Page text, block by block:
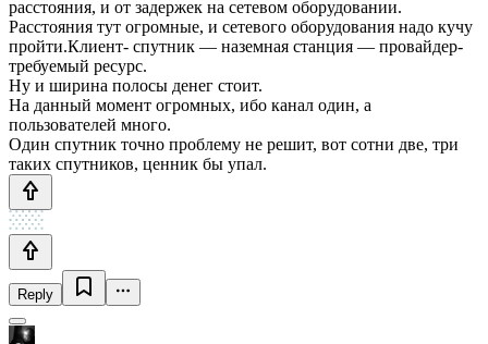
расстояния, и от задержек на сетевом оборудовании.
Расстояния тут огромные, и сетевого оборудования надо кучу
пройти.Клиент- спутник — наземная станция — провайдер-
требуемый ресурс.
Ну и ширина полосы денег стоит.
На данный момент огромных, ибо канал один, а
пользователей много.
Один спутник точно проблему не решит, вот сотни две, три
таких спутников, ценник бы упал.
Reply